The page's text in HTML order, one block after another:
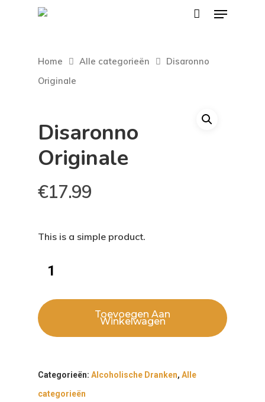
Home Alle categorieën
Disaronno
Originale
Disaronno
Originale
€17.99
This is a simple product.
Toevoegen Aan
Winkelwagen
Categorieën: Alcoholische Dranken, Alle
categorieën